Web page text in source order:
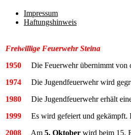
Impressum
Haftungshinweis
Freiwillige Feuerwehr Steina
1950
Die Feuerwehr übernimmt von
1974 Die Jugendfeuerwehr wird
1980 Die Jugendfeuerwehr erhält
1999
Es wird gefeiert und gekämpft.
2008 Am 5. Oktober wird beim 15.